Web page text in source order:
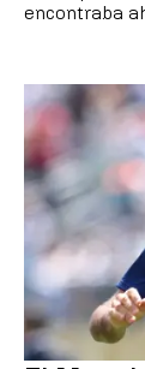
encontraba